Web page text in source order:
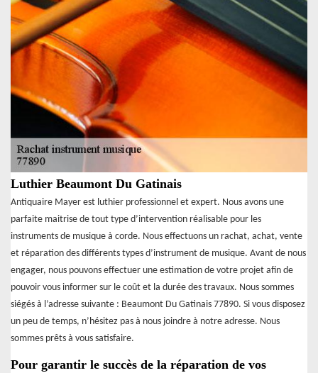
Luthier Beaumont Du Gatinais
Antiquaire Mayer est luthier professionnel et expert. Nous avons une
parfaite maitrise de tout type d’intervention réalisable pour les
instruments de musique à corde. Nous effectuons un rachat, achat, vente
et réparation des différents types d’instrument de musique. Avant de nous
engager, nous pouvons effectuer une estimation de votre projet afin de
pouvoir vous informer sur le coût et la durée des travaux. Nous sommes
siégés à l’adresse suivante : Beaumont Du Gatinais 77890. Si vous disposez
un peu de temps, n’hésitez pas à nous joindre à notre adresse. Nous
sommes prêts à vous satisfaire.
Pour garantir le succès de la réparation de vos